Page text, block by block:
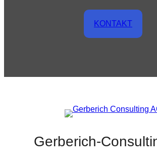
KONTAKT
Gerberich-